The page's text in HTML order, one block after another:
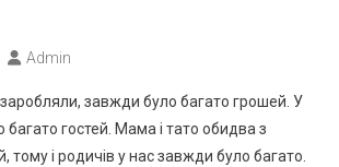
Admin
завжди було багато грошей. У
багато гостей. Мама і тато обидва з
тому і родичів у нас завжди було багато.